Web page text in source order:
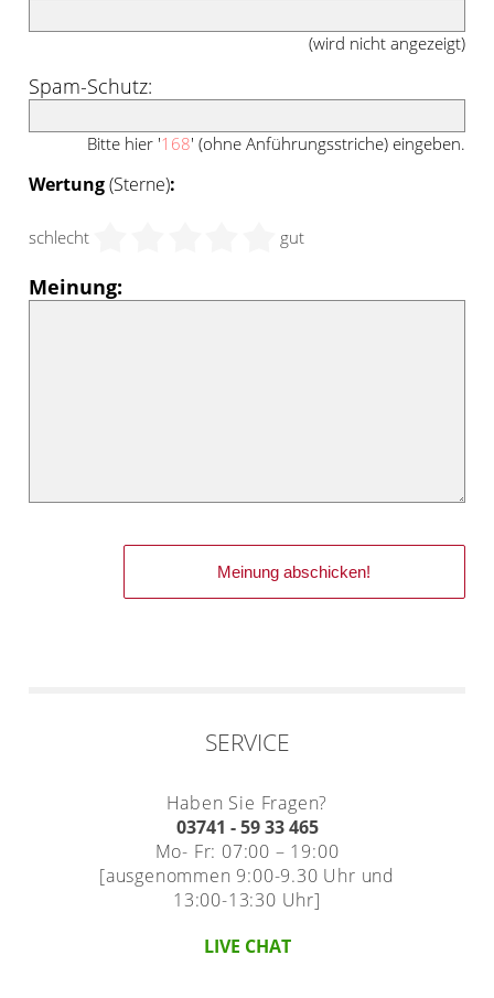
(wird nicht angezeigt)
Spam-Schutz:
Bitte hier '168' (ohne Anführungsstriche) eingeben.
Wertung(Sterne):
schlecht gut
Meinung:
SERVICE
Haben Sie Fragen?
03741 - 59 33 465
Mo- Fr: 07:00 – 19:00
[ausgenommen 9:00-9.30 Uhr und
13:00-13:30 Uhr]
LIVE CHAT